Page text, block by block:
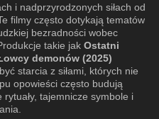
i nadprzyrodzonych siłach od
filmy często dotykają tematów
bezradności wobec
takie jak Ostatni
demonów (2025)
starcia z siłami, których nie
opowieści często budują
tajemnicze symbole i